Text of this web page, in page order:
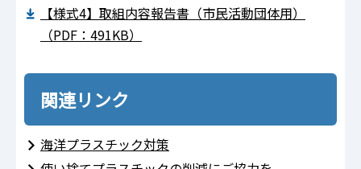
【様式4】取組内容報告書（市民活動団体用）
（PDF：491KB）
関連リンク
海洋プラスチック対策